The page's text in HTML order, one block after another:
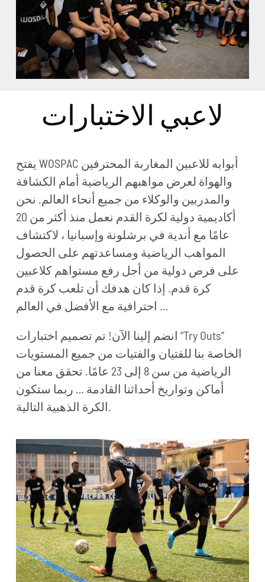
لاعبي الاختبارات
يفتح WOSPAC أبوابه للاعبين المغاربة المحترفين
والهواة لعرض مواهبهم الرياضية أمام الكشافة
والمدربين والوكلاء من جميع أنحاء العالم. نحن
أكاديمية دولية لكرة القدم نعمل منذ أكثر من 20
عامًا مع أندية في برشلونة وإسبانيا ، لاكتشاف
المواهب الرياضية ومساعدتهم على الحصول
على فرص دولية من أجل رفع مستواهم كلاعبين
كرة قدم. إذا كان هدفك أن تلعب كرة قدم
احترافية مع الأفضل في العالم …
انضم إلينا الآن! تم تصميم اختبارات “Try Outs”
الخاصة بنا للفتيان والفتيات من جميع المستويات
الرياضية من سن 8 إلى 23 عامًا. تحقق معنا من
أماكن وتواريخ أحداثنا القادمة … ربما ستكون
الكرة الذهبية التالية.